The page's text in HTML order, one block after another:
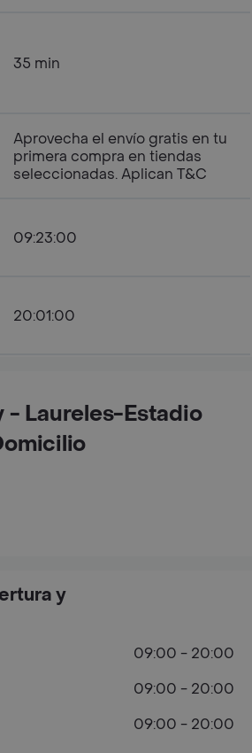
35 min
Aprovecha el envío gratis en tu
primera compra en tiendas
seleccionadas. Aplican T&C
09:23:00
20:01:00
- Laureles-Estadio
y
09:00 - 20:00
09:00 - 20:00
09:00 - 20:00